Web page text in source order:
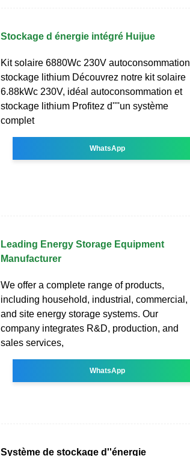
Stockage d énergie intégré Huijue
Kit solaire 6880Wc 230V autoconsommation
stockage lithium Découvrez notre kit solaire
6.88kWc 230V, idéal autoconsommation et
stockage lithium Profitez d''''un système
complet
WhatsApp
Leading Energy Storage Equipment
Manufacturer
We offer a complete range of products,
including household, industrial, commercial,
and site energy storage systems. Our
company integrates R&D, production, and
sales services,
WhatsApp
Système de stockage d''énergie